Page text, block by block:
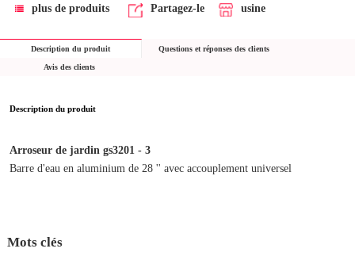
plus de produits Partagez-le usine
Description du produit Questions et réponses des clients
Avis des clients
Description du produit
Arroseur de jardin gs3201 - 3
Barre d'eau en aluminium de 28 '' avec accouplement universel
Mots clés